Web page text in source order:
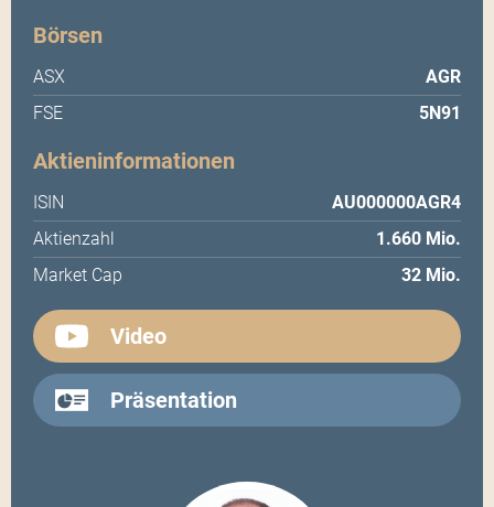
Börsen
ASX
AGR
FSE
5N91
Aktieninformationen
ISIN
AU000000AGR4
Aktienzahl
1.660 Mio.
Market Cap
32 Mio.
Video
Präsentation